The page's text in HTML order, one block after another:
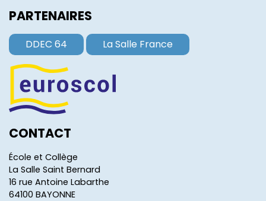
PARTENAIRES
DDEC 64 La Salle France
CONTACT
École et Collège
La Salle Saint Bernard
16 rue Antoine Labarthe
64100 BAYONNE